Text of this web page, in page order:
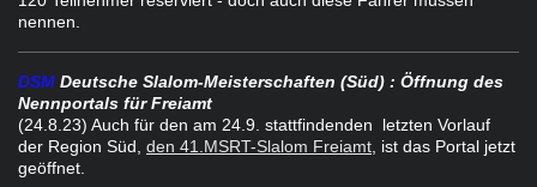
nennen.
DSM Deutsche Slalom-Meisterschaften (Süd) : Öffnung des
Nennportals für Freiamt
(24.8.23) Auch für den am 24.9. stattfindenden letzten Vorlauf
der Region Süd, den 41.MSRT-Slalom Freiamt , ist das Portal jetzt
geöffnet.